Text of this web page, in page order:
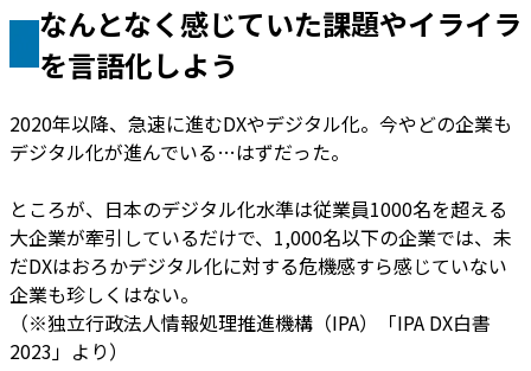
なんとなく感じていた課題やイライラ
を言語化しよう
2020年以降、急速に進むDXやデジタル化。今やどの企業も
デジタル化が進んでいる…はずだった。
ところが、日本のデジタル化水準は従業員1000名を超える
大企業が牽引しているだけで、1,000名以下の企業では、未
だDXはおろかデジタル化に対する危機感すら感じていない
企業も珍しくはない。
（※独立行政法人情報処理推進機構（IPA）「IPA DX白書
2023」より）